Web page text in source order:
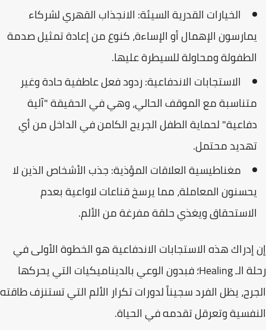
الخيارات القدرية السيئة: الانجذاب القهري لشركاء
يمارسون الإهمال أو الإساءة، كنوع من إعادة تمثيل صدمة
الطفولة ومحاولة للسيطرة عليها.
الاستجابات الاندفاعية:ردود فعل عاطفية حادة وغير
متناسبة مع الموقف الحالي، وهي في الحقيقة "آلية
دفاعية" لحماية الطفل الجريح الكامن في الداخل من أي
تهديد محتمل.
مغناطيسية العلاقات المؤذية:جذب الأشخاص الذين لا
يحسنون المعاملة، مما يرسخ قناعات لاواعية بعدم
الاستحقاق ويغذي حلقة مفرغة من الألم.
إن إدراك هذه الاستجابات الاندفاعية هو الخطوة الأولى في
رحلة الـHealing؛ فبدون الوعي بالديناميكيات التي يحركها
الجرح، يظل الفرد سجيناً لدورات تكرار الألم التي تستنزف طاقته
النفسية وتعرقل تقدمه في الحياة.